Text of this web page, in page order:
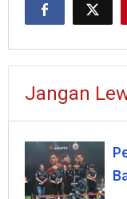
Jangan